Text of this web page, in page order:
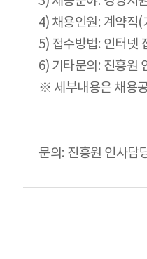
4) 채용인원: 계약직(
5) 접수방법: 인터
6) 기타문의: 진흥원
※ 세부내용은 채용
문의: 진흥원 인사담